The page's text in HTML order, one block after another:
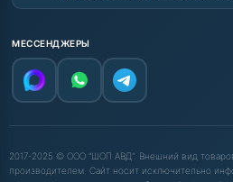
МЕССЕНДЖЕРЫ
2017-2025 © ООО "ШОП АВД". Внешний вид
производителем. Сайт носит исключительно